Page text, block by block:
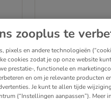
zooplus te
pixels en andere technologieën
cookies zodat je op onze website
prestatie-, functionele en
en om je relevante producten
Je kunt te allen tijde
(“Instellingen aanpassen”). Meer